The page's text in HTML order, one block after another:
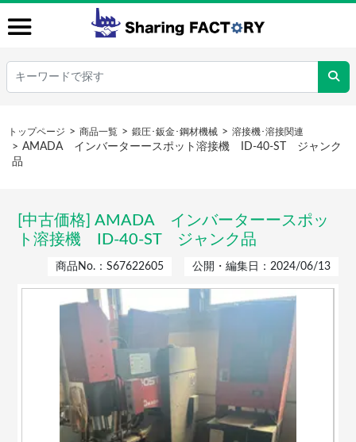
トップページ 商品一覧 鍛圧･鈑金･鋼材機械 溶接機･溶接関連
AMADA インバーターースポット溶接機 ID-40-ST ジャンク
品
[中古価格] AMADA インバーターースポッ
ト溶接機 ID-40-ST ジャンク品
商品No.：S67622605 公開・編集日：2024/06/13